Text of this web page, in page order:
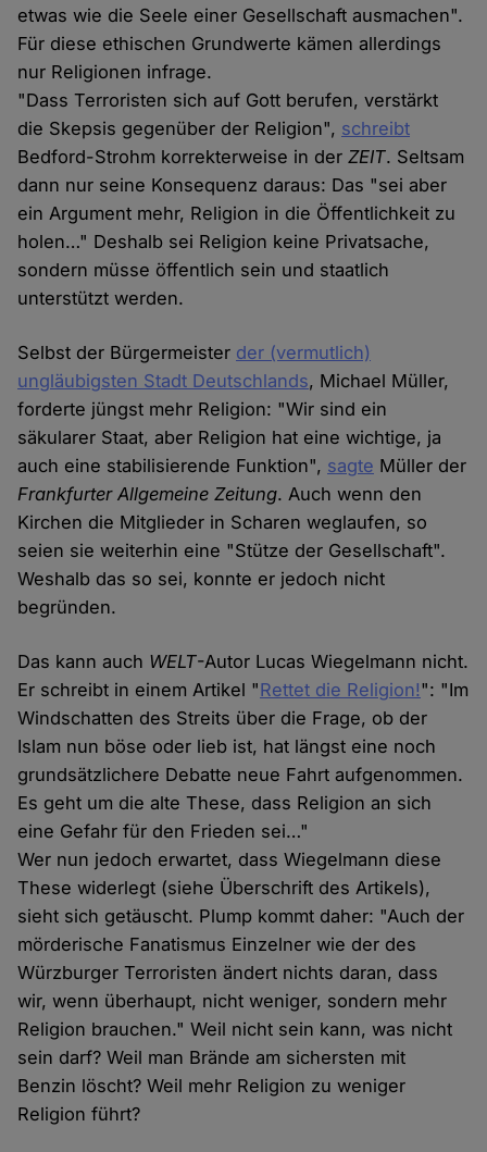
etwas wie die Seele einer Gesellschaft ausmachen".
Für diese ethischen Grundwerte kämen allerdings
nur Religionen infrage.
"Dass Terroristen sich auf Gott berufen, verstärkt
die Skepsis gegenüber der Religion", schreibt
Bedford-Strohm korrekterweise in derZEIT. Seltsam
dann nur seine Konsequenz daraus: Das "sei aber
ein Argument mehr, Religion in die Öffentlichkeit zu
holen…" Deshalb sei Religion keine Privatsache,
sondern müsse öffentlich sein und staatlich
unterstützt werden.
Selbst der Bürgermeister der (vermutlich)
ungläubigsten Stadt Deutschlands, Michael Müller,
forderte jüngst mehr Religion: "Wir sind ein
säkularer Staat, aber Religion hat eine wichtige, ja
auch eine stabilisierende Funktion", sagte Müller der
Frankfurter Allgemeine Zeitung. Auch wenn den
Kirchen die Mitglieder in Scharen weglaufen, so
seien sie weiterhin eine "Stütze der Gesellschaft".
Weshalb das so sei, konnte er jedoch nicht
begründen.
Das kann auch WELT-Autor Lucas Wiegelmann nicht.
Er schreibt in einem Artikel "Rettet die Religion!": "Im
Windschatten des Streits über die Frage, ob der
Islam nun böse oder lieb ist, hat längst eine noch
grundsätzlichere Debatte neue Fahrt aufgenommen.
Es geht um die alte These, dass Religion an sich
eine Gefahr für den Frieden sei…"
Wer nun jedoch erwartet, dass Wiegelmann diese
These widerlegt (siehe Überschrift des Artikels),
sieht sich getäuscht. Plump kommt daher: "Auch der
mörderische Fanatismus Einzelner wie der des
Würzburger Terroristen ändert nichts daran, dass
wir, wenn überhaupt, nicht weniger, sondern mehr
Religion brauchen." Weil nicht sein kann, was nicht
sein darf? Weil man Brände am sichersten mit
Benzin löscht? Weil mehr Religion zu weniger
Religion führt?